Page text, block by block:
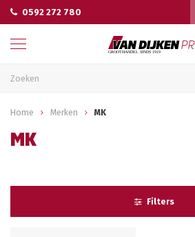
0592 272 780
Home Merken MK
MK
Filters